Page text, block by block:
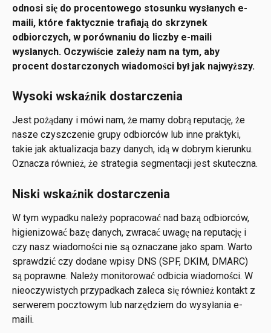
odnosi się do procentowego stosunku wysłanych e-
maili, które faktycznie trafiają do skrzynek
odbiorczych, w porównaniu do liczby e-maili
wysłanych. Oczywiście zależy nam na tym, aby
procent dostarczonych wiadomości był jak najwyższy.
Wysoki wskaźnik dostarczenia
Jest pożądany i mówi nam, że mamy dobrą reputację, że
nasze czyszczenie grupy odbiorców lub inne praktyki,
takie jak aktualizacja bazy danych, idą w dobrym kierunku.
Oznacza również, że strategia segmentacji jest skuteczna.
Niski wskaźnik dostarczenia
W tym wypadku należy popracować nad bazą odbiorców,
higienizować bazę danych, zwracać uwagę na reputację i
czy nasz wiadomości nie są oznaczane jako spam. Warto
sprawdzić czy dodane wpisy DNS (SPF, DKIM, DMARC)
są poprawne. Należy monitorować odbicia wiadomości. W
nieoczywistych przypadkach zaleca się również kontakt z
serwerem pocztowym lub narzędziem do wysyłania e-
maili.